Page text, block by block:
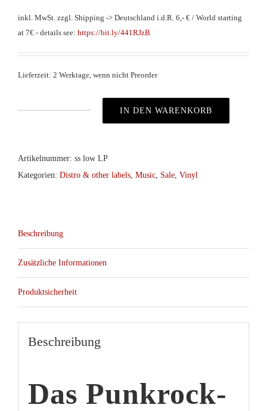
inkl. MwSt. zzgl. Shipping -> Deutschland i.d.R. 6,- € / World starting
at 7€ - details see: https://bit.ly/441RJzB
Lieferzeit: 2 Werktage, wenn nicht Preorder
IN DEN WARENKORB
Artikelnummer: ss low LP
Kategorien: Distro & other labels Music Sale Vinyl
Beschreibung
Zusätzliche Informationen
Produktsicherheit
Beschreibung
Das Punkrock-